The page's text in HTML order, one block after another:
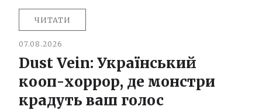
ЧИТАТИ
07.08.2026
Dust Vein: Український
кооп-хоррор, де монстри
крадуть ваш голос